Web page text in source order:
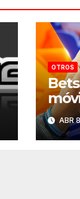
OTROS
del
ABR